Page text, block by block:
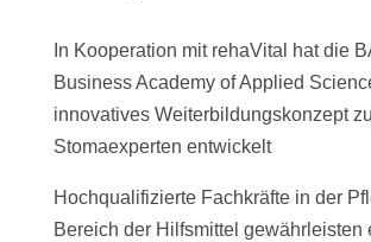
In Kooperation mit rehaVital hat die
Business Academy of Applied
innovatives Weiterbildungskonzept
Stomaexperten entwickelt
Hochqualifizierte Fachkräfte in der
Bereich der Hilfsmittel gewährleisten